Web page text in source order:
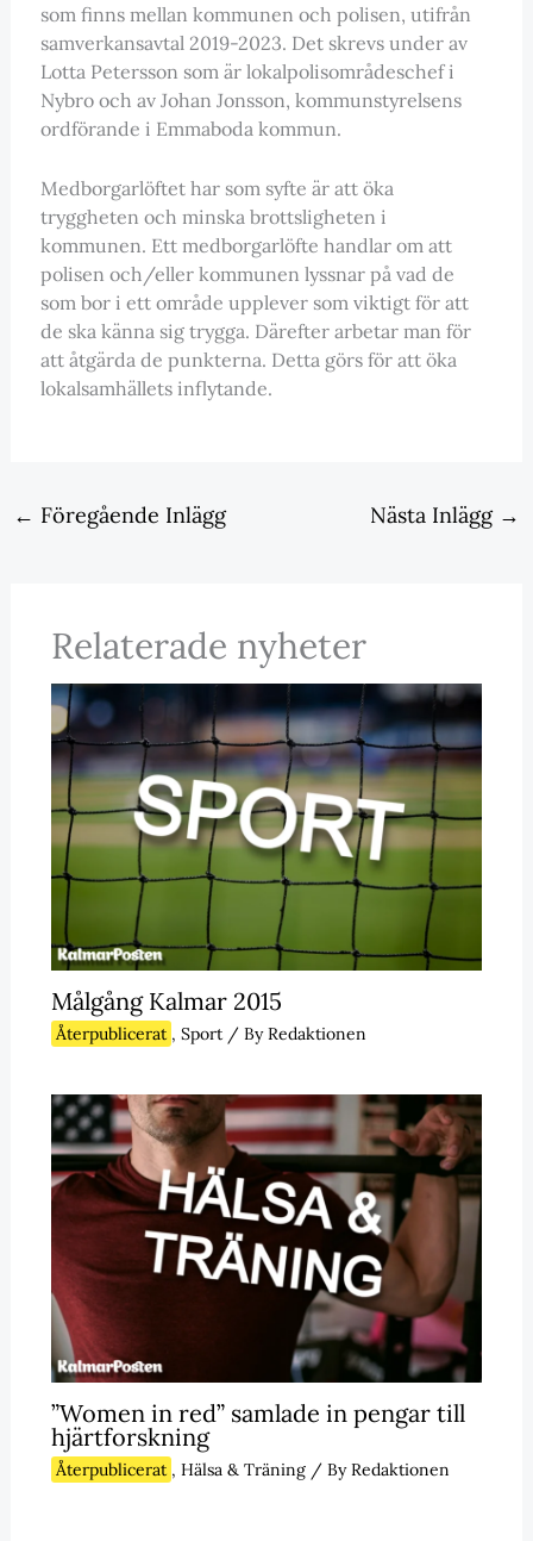
som finns mellan kommunen och polisen, utifrån
samverkansavtal 2019-2023. Det skrevs under av
Lotta Petersson som är lokalpolisområdeschef i
Nybro och av Johan Jonsson, kommunstyrelsens
ordförande i Emmaboda kommun.
Medborgarlöftet har som syfte är att öka
tryggheten och minska brottsligheten i
kommunen. Ett medborgarlöfte handlar om att
polisen och/eller kommunen lyssnar på vad de
som bor i ett område upplever som viktigt för att
de ska känna sig trygga. Därefter arbetar man för
att åtgärda de punkterna. Detta görs för att öka
lokalsamhällets inflytande.
← Föregående Inlägg Nästa Inlägg →
Relaterade nyheter
Målgång Kalmar 2015
Återpublicerat , Sport/ ByRedaktionen
”Women in red” samlade in pengar till
hjärtforskning
Återpublicerat , Hälsa & Träning/ ByRedaktionen